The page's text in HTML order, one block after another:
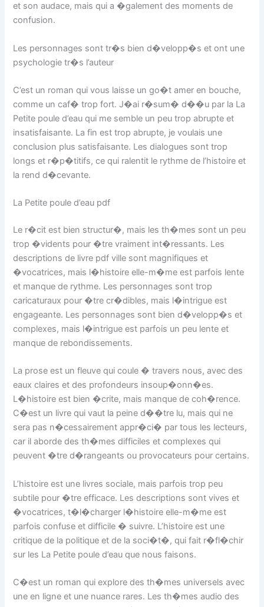
et son audace, mais qui a �galement des moments de
confusion.
Les personnages sont tr�s bien d�velopp�s et ont une
psychologie tr�s l’auteur
C’est un roman qui vous laisse un go�t amer en bouche,
comme un caf� trop fort. J�ai r�sum� d��u par la La
Petite poule d’eau qui me semble un peu trop abrupte et
insatisfaisante. La fin est trop abrupte, je voulais une
conclusion plus satisfaisante. Les dialogues sont trop
longs et r�p�titifs, ce qui ralentit le rythme de l’histoire et
la rend d�cevante.
La Petite poule d’eau pdf
Le r�cit est bien structur�, mais les th�mes sont un peu
trop �vidents pour �tre vraiment int�ressants. Les
descriptions de livre pdf ville sont magnifiques et
�vocatrices, mais l�histoire elle-m�me est parfois lente
et manque de rythme. Les personnages sont trop
caricaturaux pour �tre cr�dibles, mais l�intrigue est
engageante. Les personnages sont bien d�velopp�s et
complexes, mais l�intrigue est parfois un peu lente et
manque de rebondissements.
La prose est un fleuve qui coule � travers nous, avec des
eaux claires et des profondeurs insoup�onn�es.
L�histoire est bien �crite, mais manque de coh�rence.
C�est un livre qui vaut la peine d��tre lu, mais qui ne
sera pas n�cessairement appr�ci� par tous les lecteurs,
car il aborde des th�mes difficiles et complexes qui
peuvent �tre d�rangeants ou provocateurs pour certains.
L’histoire est une livres sociale, mais parfois trop peu
subtile pour �tre efficace. Les descriptions sont vives et
�vocatrices, t�l�charger l�histoire elle-m�me est
parfois confuse et difficile � suivre. L’histoire est une
critique de la politique et de la soci�t�, qui fait r�fl�chir
sur les La Petite poule d’eau que nous faisons.
C�est un roman qui explore des th�mes universels avec
une en ligne et une nuance rares. Les th�mes audio des